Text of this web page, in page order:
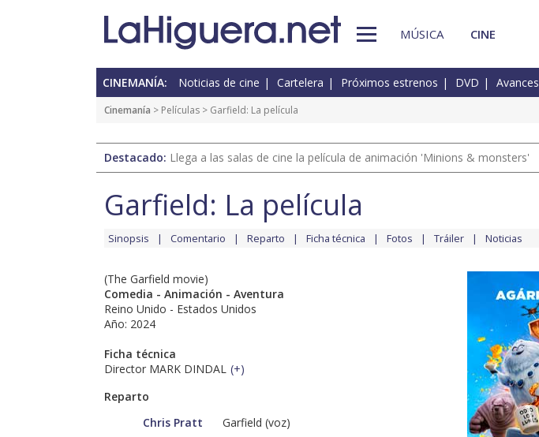
MÚSICA CINE
CINEMANÍA: Noticias de cine Cartelera Próximos estrenos DVD Avances
Cinemanía > Películas > Garfield: La película
Destacado: Llega a las salas de cine la película de animación 'Minions & monsters'
Garfield: La película
Sinopsis Comentario Reparto Ficha técnica Fotos Tráiler Noticias
(The Garfield movie)
Comedia - Animación - Aventura
Reino Unido - Estados Unidos
Año: 2024
Ficha técnica
Director MARK DINDAL (+)
Reparto
Chris Pratt
Garfield (voz)